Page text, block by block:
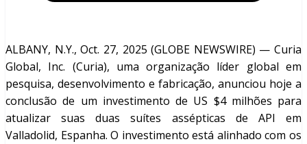
ALBANY, N.Y., Oct. 27, 2025 (GLOBE NEWSWIRE) — Curia
Global, Inc. (Curia), uma organização líder global em
pesquisa, desenvolvimento e fabricação, anunciou hoje a
conclusão de um investimento de US $4 milhões para
atualizar suas duas suítes assépticas de API em
Valladolid, Espanha. O investimento está alinhado com os